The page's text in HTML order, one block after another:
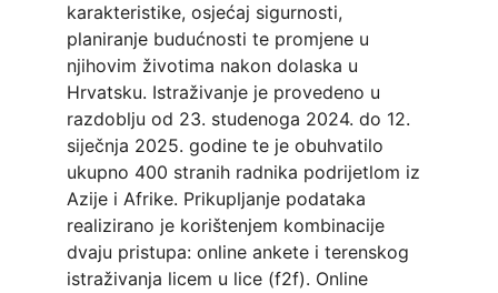
karakteristike, osjećaj sigurnosti,
planiranje budućnosti te promjene u
njihovim životima nakon dolaska u
Hrvatsku. Istraživanje je provedeno u
razdoblju od 23. studenoga 2024. do 12.
siječnja 2025. godine te je obuhvatilo
ukupno 400 stranih radnika podrijetlom iz
Azije i Afrike. Prikupljanje podataka
realizirano je korištenjem kombinacije
dvaju pristupa: online ankete i terenskog
istraživanja licem u lice (f2f). Online